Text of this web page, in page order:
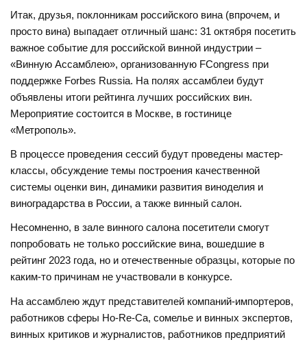
Итак, друзья, поклонникам российского вина (впрочем, и
просто вина) выпадает отличный шанс: 31 октября посетить
важное событие для российской винной индустрии –
«Винную Ассамблею», организованную FСongress при
поддержке Forbes Russia. На полях ассамблеи будут
объявлены итоги рейтинга лучших российских вин.
Мероприятие состоится в Москве, в гостинице
«Метрополь».
В процессе проведения сессий будут проведены мастер-
классы, обсуждение темы построения качественной
системы оценки вин, динамики развития виноделия и
виноградарства в России, а также винный салон.
Несомненно, в зале винного салона посетители смогут
попробовать не только российские вина, вошедшие в
рейтинг 2023 года, но и отечественные образцы, которые по
каким-то причинам не участвовали в конкурсе.
На ассамблею ждут представителей компаний-импортеров,
работников сферы Ho-Re-Ca, сомелье и винных экспертов,
винных критиков и журналистов, работников предприятий